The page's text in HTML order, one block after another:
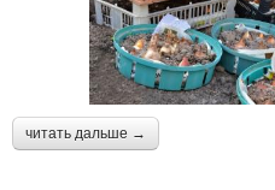
читать дальше →